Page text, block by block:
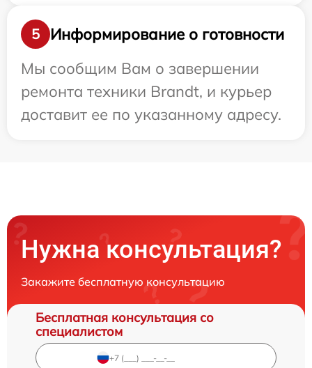
5
Информирование о готовности
Мы сообщим Вам о завершении
ремонта техники Brandt, и курьер
доставит ее по указанному адресу.
Нужна консультация?
Закажите бесплатную консультацию
Бесплатная консультация со
специалистом